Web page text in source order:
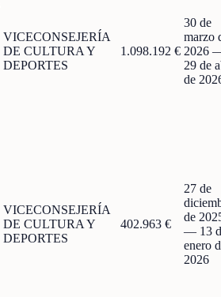
VICECONSEJERÍA
DE CULTURA Y
DEPORTES
1.098.192 €
30 de
marzo
2026
29 de
de
VICECONSEJERÍA
DE CULTURA Y
DEPORTES
402.963 €
27 de
de
— 13
enero
2026